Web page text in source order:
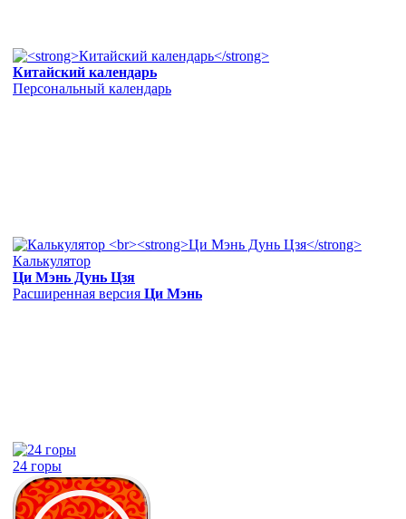
Китайский календарь
Персональный календарь
Калькулятор
Ци Мэнь Дунь Цзя
Расширенная версия Ци Мэнь
24 горы